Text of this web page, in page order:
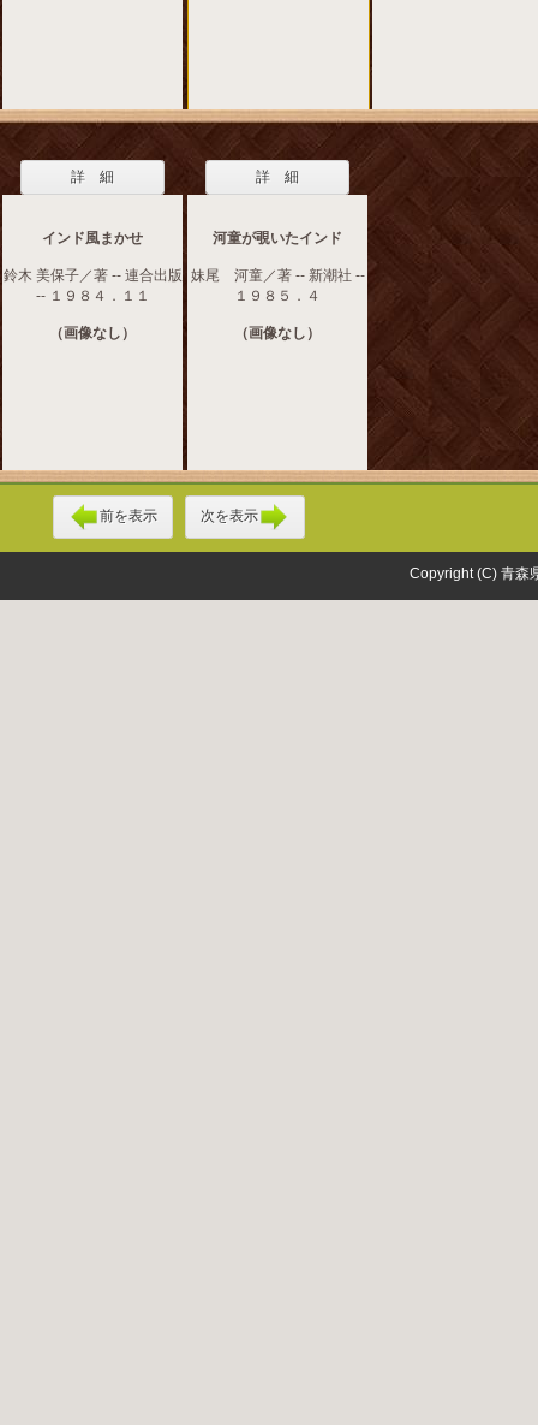
詳 細
インド風まかせ
鈴木 美保子／著 -- 連合出版
-- １９８４．１１
（画像なし）
詳 細
河童が覗いたインド
妹尾 河童／著 -- 新潮社 --
１９８５．４
（画像なし）
前を表示 次を表示
Copyright (C) 青森